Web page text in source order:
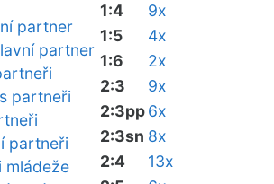
partner
partner
partneři
partneři
mládeže
1:4
9x
1:5
4x
1:6
2x
2:3
9x
2:3pp6x
2:3sn 8x
2:4
13x